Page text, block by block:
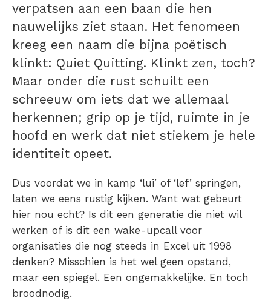
verpatsen aan een baan die hen
nauwelijks ziet staan. Het fenomeen
kreeg een naam die bijna poëtisch
klinkt: Quiet Quitting. Klinkt zen, toch?
Maar onder die rust schuilt een
schreeuw om iets dat we allemaal
herkennen; grip op je tijd, ruimte in je
hoofd en werk dat niet stiekem je hele
identiteit opeet.
Dus voordat we in kamp ‘lui’ of ‘lef’ springen,
laten we eens rustig kijken. Want wat gebeurt
hier nou echt? Is dit een generatie die niet wil
werken of is dit een wake-upcall voor
organisaties die nog steeds in Excel uit 1998
denken? Misschien is het wel geen opstand,
maar een spiegel. Een ongemakkelijke. En toch
broodnodig.